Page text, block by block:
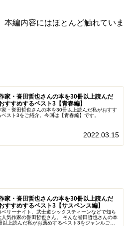
編内容にはほとんど触れていま
家・誉田哲也さんの本を30冊以上読んだ
すすめするベスト3【青春編】
家・誉田哲也さんの本を30冊以上読んだ私がおすす
ベスト3をご紹介。今回は【青春編】です。
2022.03.15
家・誉田哲也さんの本を30冊以上読んだ
すすめするベスト3【サスペンス編】
ベリーナイト、武士道シックスティーンなどで知ら
人気作家の誉田哲也さん。 そんな誉田哲也さんの本
以上読んだ私がお薦めするベスト3をジャンルごと